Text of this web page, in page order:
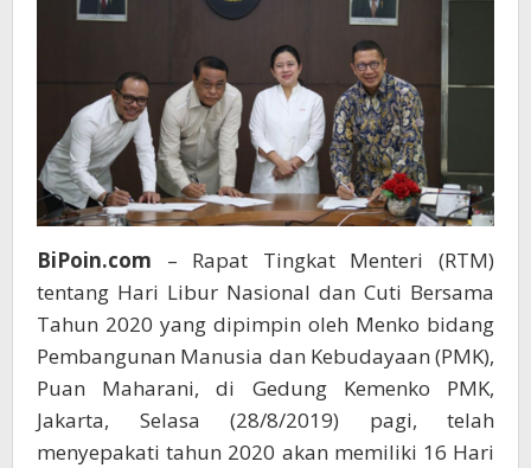
BiPoin.com – Rapat Tingkat Menteri (RTM)
tentang Hari Libur Nasional dan Cuti Bersama
Tahun 2020 yang dipimpin oleh Menko bidang
Pembangunan Manusia dan Kebudayaan (PMK),
Puan Maharani, di Gedung Kemenko PMK,
Jakarta, Selasa (28/8/2019) pagi, telah
menyepakati tahun 2020 akan memiliki 16 Hari